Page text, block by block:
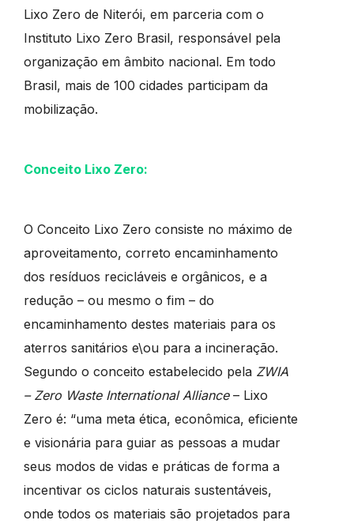
Lixo Zero de Niterói, em parceria com o
Instituto Lixo Zero Brasil, responsável pela
organização em âmbito nacional. Em todo
Brasil, mais de 100 cidades participam da
mobilização.
Conceito Lixo Zero:
O Conceito Lixo Zero consiste no máximo de
aproveitamento, correto encaminhamento
dos resíduos recicláveis e orgânicos, e a
redução – ou mesmo o fim – do
encaminhamento destes materiais para os
aterros sanitários e\ou para a incineração.
Segundo o conceito estabelecido pela ZWIA
– Zero Waste International Alliance– Lixo
Zero é: “uma meta ética, econômica, eficiente
e visionária para guiar as pessoas a mudar
seus modos de vidas e práticas de forma a
incentivar os ciclos naturais sustentáveis,
onde todos os materiais são projetados para